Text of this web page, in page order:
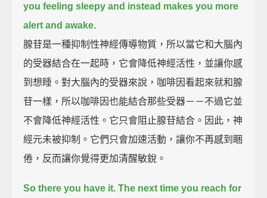
you feeling sleepy and instead makes you more
alert and awake.
腺苷是一種抑制性神經傳導物質，所以當它和大腦內
的受器結合在一起時，它會降低神經活性，並讓你感
到想睡。對大腦內的受器來說，咖啡因看起來就和腺
苷一樣，所以咖啡因也能結合那些受器－－不過它並
不會降低神經活性。它只會阻止腺苷結合。因此，神
經元未被抑制。它們只會加速活動，讓你不再感到睏
倦，反而讓你覺得更加清醒敏銳。
So there you have it. The next time you reach for